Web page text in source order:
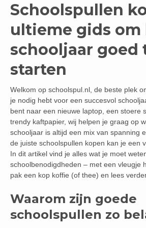
Schoolspullen
ultieme gids om
schooljaar goed
starten
Welkom op schoolspul.nl, de beste plek
je nodig hebt voor een succesvol
bent naar een nieuwe laptop, een stoere
trendy kaftpapier, wij helpen je graag op
schooljaar is altijd een mix van spanning
de juiste schoolspullen kopen kan je een
In dit artikel vind je alles wat je moet
schoolbenodigdheden – met een vleugje
pak een kop koffie (of thee) en lees
Waarom zijn goede
schoolspullen zo